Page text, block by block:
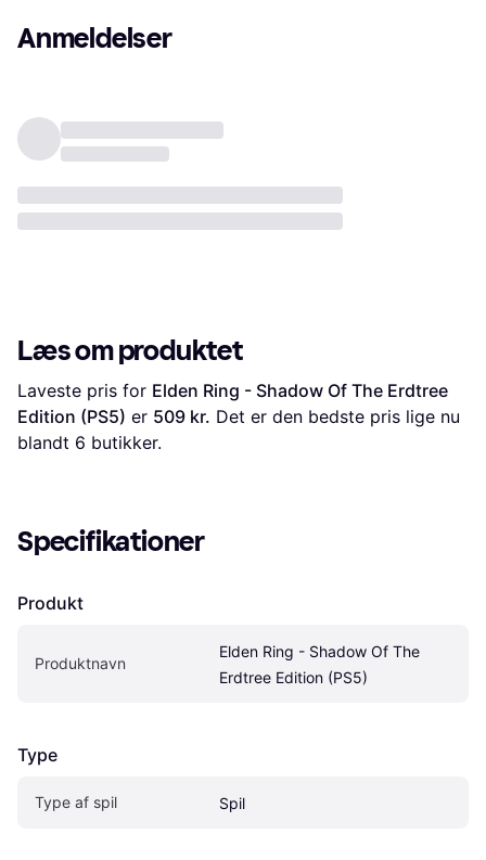
Anmeldelser
Læs om produktet
Laveste pris for Elden Ring - Shadow Of The Erdtree
Edition (PS5) er 509 kr. Det er den bedste pris lige nu
blandt 6 butikker.
Specifikationer
Produkt
Produktnavn
Elden Ring - Shadow Of The
Erdtree Edition (PS5)
Type
Type af spil Spil